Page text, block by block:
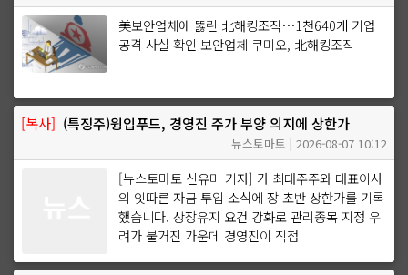
美보안업체에 뚫린 北해킹조직…1천640개 기업
공격 사실 확인 보안업체 쿠미오, 北해킹조직
[복사] (특징주)윙입푸드, 경영진 주가 부양 의지에 상한가
뉴스토마토 | 2026-08-07 10:12
[뉴스토마토 신유미 기자] 가 최대주주와 대표이사
의 잇따른 자금 투입 소식에 장 초반 상한가를 기록
했습니다. 상장유지 요건 강화로 관리종목 지정 우
려가 불거진 가운데 경영진이 직접